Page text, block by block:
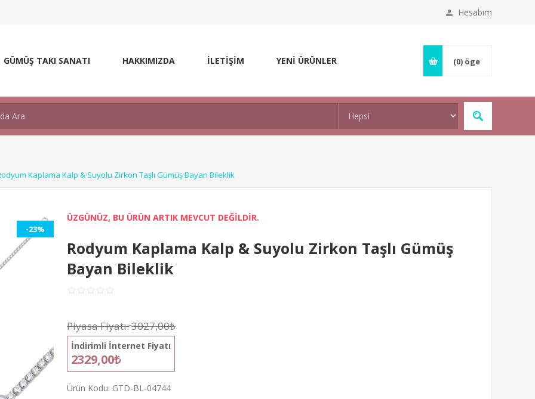
Hesabım
GÜMÜŞ TAKI SANATI HAKKIMIZDA İLETİŞİM YENİ ÜRÜNLER (0) öge
Kaplama Kalp & Suyolu Zirkon Taşlı Gümüş Bayan Bileklik
-23%
ÜZGÜNÜZ, BU ÜRÜN ARTIK MEVCUT DEĞİLDİR.
Rodyum Kaplama Kalp & Suyolu Zirkon Taşlı Gümüş
Bayan Bileklik
Piyasa Fiyatı:3027,00₺
İndirimli İnternet Fiyatı
2329,00₺
Ürün Kodu: GTD-BL-04744